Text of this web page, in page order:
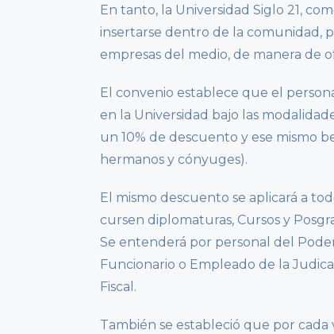
En tanto, la Universidad Siglo 21,
insertarse dentro de la comunidad,
empresas del medio, de manera de
El convenio establece que el
en la Universidad bajo las
un 10% de descuento y ese mismo
hermanos y cónyuges).
El mismo descuento se aplicará a
cursen diplomaturas, Cursos y
Se entenderá por personal del
Funcionario o Empleado de la
Fiscal.
También se estableció que por cada